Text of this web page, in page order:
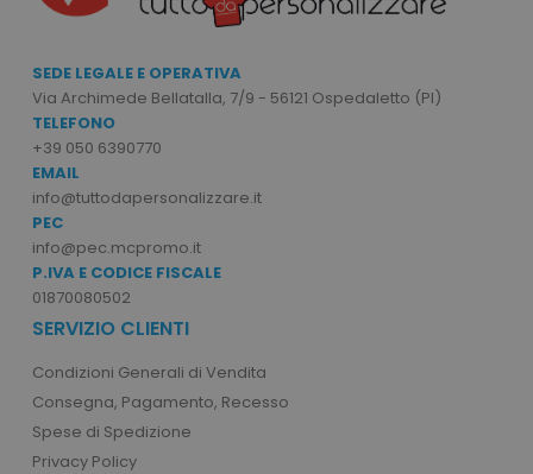
SEDE LEGALE E OPERATIVA
Via Archimede Bellatalla, 7/9 - 56121 Ospedaletto (PI)
TELEFONO
+39 050 6390770
EMAIL
info@tuttodapersonalizzare.it
PEC
info@pec.mcpromo.it
P.IVA E CODICE FISCALE
01870080502
SERVIZIO CLIENTI
Condizioni Generali di Vendita
Consegna, Pagamento, Recesso
Spese di Spedizione
Privacy Policy
I cookie strettamente necessari consentono le
funzionalità principali del sito web come
correttamente senza i cookie strettamente
Nome
utm_source
utm_campaign